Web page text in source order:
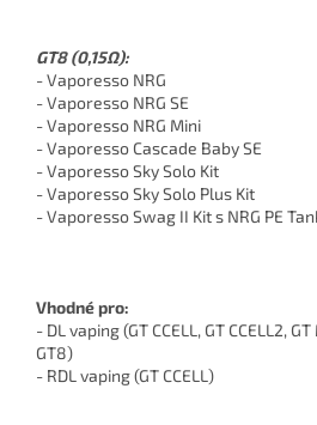
GT8 (0,15Ω):
- Vaporesso NRG
- Vaporesso NRG SE
- Vaporesso NRG Mini
- Vaporesso Cascade Baby SE
- Vaporesso Sky Solo Kit
- Vaporesso Sky Solo Plus Kit
- Vaporesso Swag II Kit s NRG PE
Vhodné pro:
- DL vaping (GT CCELL, GT CCELL2,
GT8)
- RDL vaping (GT CCELL)